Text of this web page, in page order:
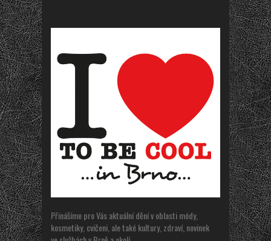
Přinášíme pro Vás aktuální dění v oblasti módy,
kosmetiky, cvičeni, ale také kultury, zdraví, novinek